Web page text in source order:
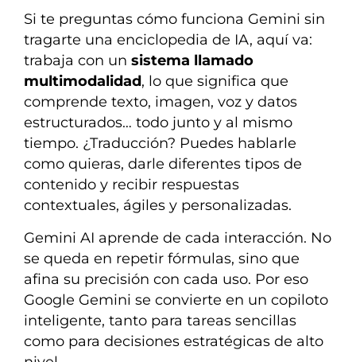
Si te preguntas cómo funciona Gemini sin
tragarte una enciclopedia de IA, aquí va:
trabaja con un sistema llamado
multimodalidad, lo que significa que
comprende texto, imagen, voz y datos
estructurados… todo junto y al mismo
tiempo. ¿Traducción? Puedes hablarle
como quieras, darle diferentes tipos de
contenido y recibir respuestas
contextuales, ágiles y personalizadas.
Gemini AI aprende de cada interacción. No
se queda en repetir fórmulas, sino que
afina su precisión con cada uso. Por eso
Google Gemini se convierte en un copiloto
inteligente, tanto para tareas sencillas
como para decisiones estratégicas de alto